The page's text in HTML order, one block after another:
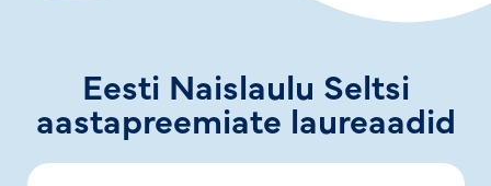
Eesti Naislaulu Seltsi
aastapreemiate laureaadid